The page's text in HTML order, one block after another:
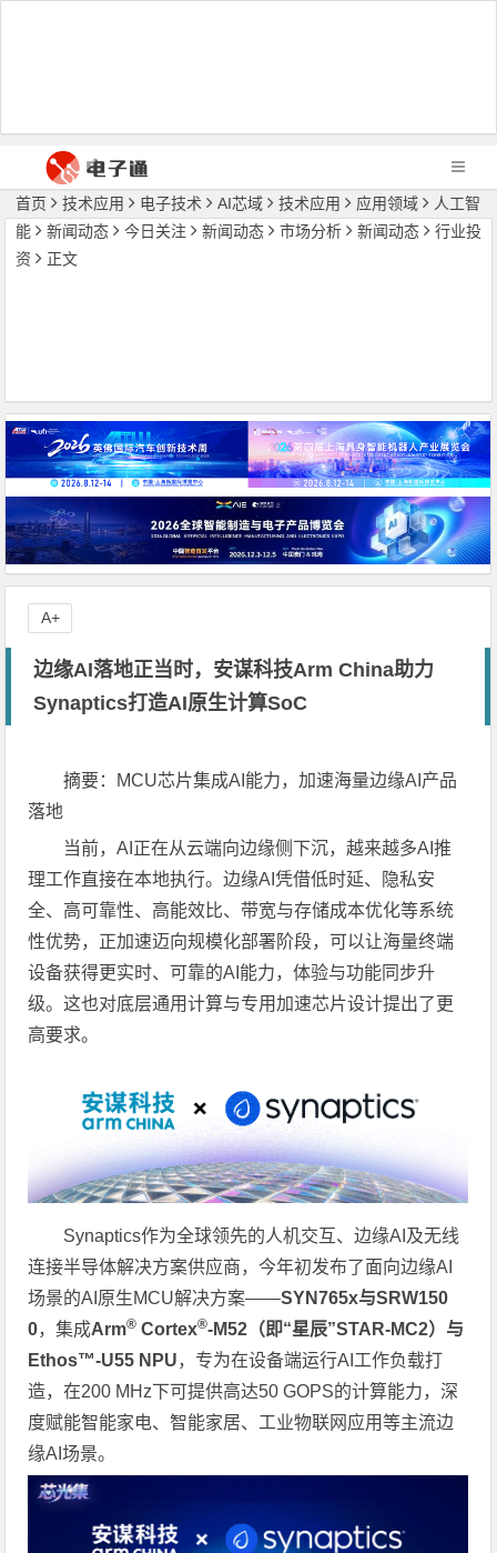
首页 技术应用 电子技术 AI芯域 技术应用 应用领域
人工智
能
新闻动态 今日关注 新闻动态 市场分析 新闻动态
行业投
资
正文
边缘AI落地正当时，安谋科技Arm China助力
Synaptics打造AI原生计算SoC
摘要： MCU芯片集成AI 能力，加速海量边缘AI 产品
落地
当前，AI正在从云端向边缘侧下沉，越来越多AI推
理工作直接在本地执行。边缘AI凭借低时延、隐私安
全、高可靠性、高能效比、带宽与存储成本优化等系统
性优势，正加速迈向规模化部署阶段，可以让海量终端
设备获得更实时、可靠的AI能力，体验与功能同步升
级。这也对底层通用计算与专用加速芯片设计提出了更
高要求。
Synaptics作为全球领先的人机交互、边缘AI及无线
连接半导体解决方案供应商，今年初发布了面向边缘AI
场景的AI原生MCU解决方案——SYN765x与SRW150
0，集成Arm® Cortex®-M52 （即“星辰”STAR-MC2）与
Ethos™-U55 NPU，专为在设备端运行AI工作负载打
造，在200 MHz下可提供高达50 GOPS的计算能力，深
度赋能智能家电、智能家居、工业物联网应用等主流边
缘AI场景。
A+